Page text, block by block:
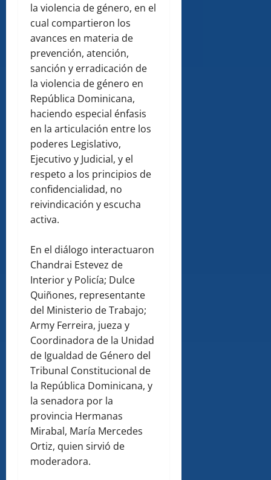
la violencia de género, en el
cual compartieron los
avances en materia de
prevención, atención,
sanción y erradicación de
la violencia de género en
República Dominicana,
haciendo especial énfasis
en la articulación entre los
poderes Legislativo,
Ejecutivo y Judicial, y el
respeto a los principios de
confidencialidad, no
reivindicación y escucha
activa.
En el diálogo interactuaron
Chandrai Estevez de
Interior y Policía; Dulce
Quiñones, representante
del Ministerio de Trabajo;
Army Ferreira, jueza y
Coordinadora de la Unidad
de Igualdad de Género del
Tribunal Constitucional de
la República Dominicana, y
la senadora por la
provincia Hermanas
Mirabal, María Mercedes
Ortiz, quien sirvió de
moderadora.